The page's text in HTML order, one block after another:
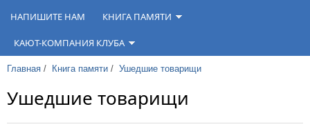
НАПИШИТЕ НАМ КНИГА ПАМЯТИ
КАЮТ-КОМПАНИЯ КЛУБА
Главная / Книга памяти / Ушедшие товарищи
Ушедшие товарищи